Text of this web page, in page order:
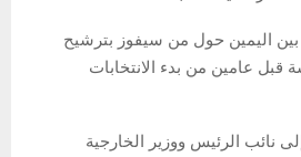
اليمين حول من سيفوز بترشيح
قبل عامين من بدء الانتخابات
نائب الرئيس ووزير الخارجية